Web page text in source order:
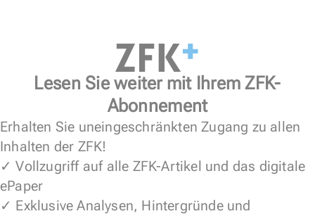
Lesen Sie weiter mit Ihrem ZFK-
Abonnement
Erhalten Sie uneingeschränkten Zugang zu allen
Inhalten der ZFK!
✓ Vollzugriff auf alle ZFK-Artikel und das digitale
ePaper
✓ Exklusive Analysen, Hintergründe und